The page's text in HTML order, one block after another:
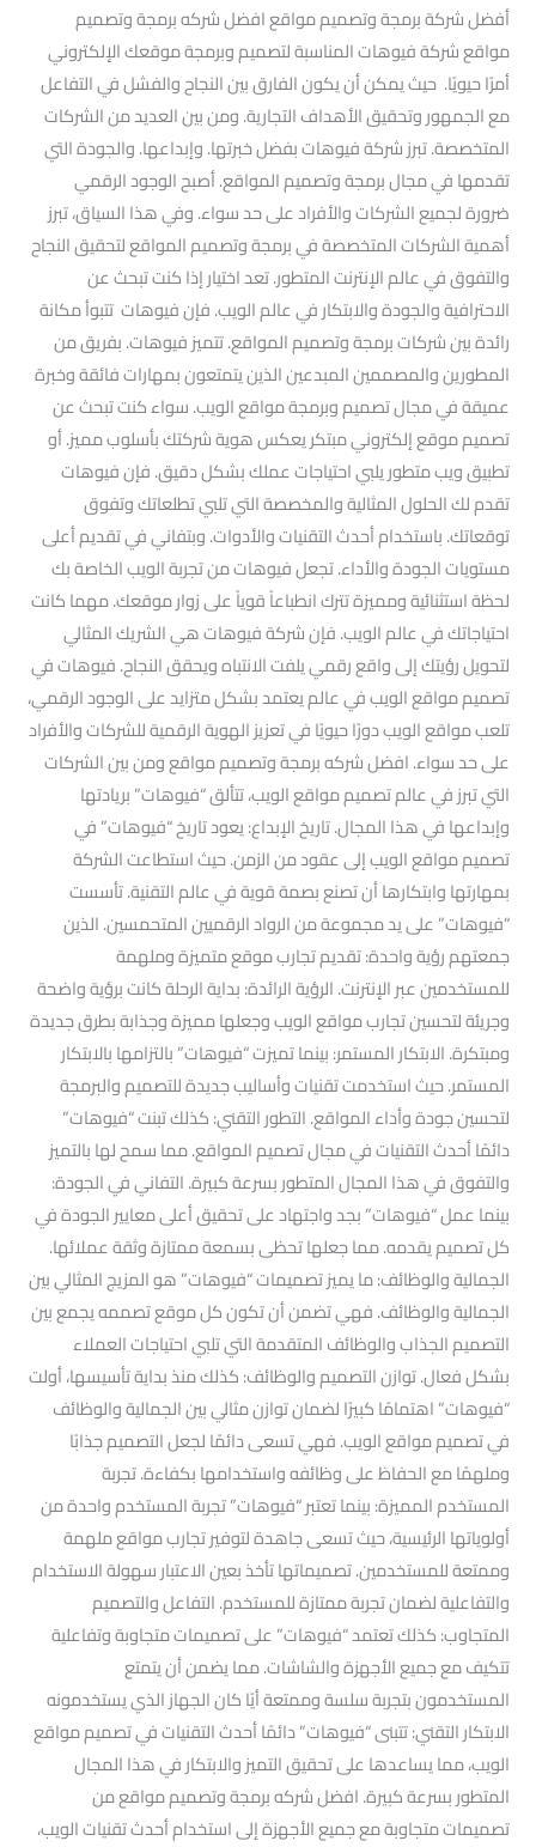
أفضل شركة برمجة وتصميم مواقع افضل شركه برمجة وتصميم
مواقع شركة فيوهات المناسبة لتصميم وبرمجة موقعك الإلكتروني
أمرًا حيويًا. حيث يمكن أن يكون الفارق بين النجاح والفشل في التفاعل
مع الجمهور وتحقيق الأهداف التجارية. ومن بين العديد من الشركات
المتخصصة. تبرز شركة فيوهات بفضل خبرتها. وإبداعها. والجودة التي
تقدمها في مجال برمجة وتصميم المواقع. أصبح الوجود الرقمي
ضرورة لجميع الشركات والأفراد على حد سواء. وفي هذا السياق، تبرز
أهمية الشركات المتخصصة في برمجة وتصميم المواقع لتحقيق النجاح
والتفوق في عالم الإنترنت المتطور. تعد اختيار إذا كنت تبحث عن
الاحترافية والجودة والابتكار في عالم الويب. فإن فيوهات تتبوأ مكانة
رائدة بين شركات برمجة وتصميم المواقع. تتميز فيوهات. بفريق من
المطورين والمصممين المبدعين الذين يتمتعون بمهارات فائقة وخبرة
عميقة في مجال تصميم وبرمجة مواقع الويب. سواء كنت تبحث عن
تصميم موقع إلكتروني مبتكر يعكس هوية شركتك بأسلوب مميز. أو
تطبيق ويب متطور يلبي احتياجات عملك بشكل دقيق. فإن فيوهات
تقدم لك الحلول المثالية والمخصصة التي تلبي تطلعاتك وتفوق
توقعاتك. باستخدام أحدث التقنيات والأدوات. وبتفاني في تقديم أعلى
مستويات الجودة والأداء. تجعل فيوهات من تجربة الويب الخاصة بك
لحظة استثنائية ومميزة تترك انطباعاً قوياً على زوار موقعك. مهما كانت
احتياجاتك في عالم الويب. فإن شركة فيوهات هي الشريك المثالي
لتحويل رؤيتك إلى واقع رقمي يلفت الانتباه ويحقق النجاح. فيوهات في
تصميم مواقع الويب في عالم يعتمد بشكل متزايد على الوجود الرقمي،
تلعب مواقع الويب دورًا حيويًا في تعزيز الهوية الرقمية للشركات والأفراد
على حد سواء. افضل شركه برمجة وتصميم مواقع ومن بين الشركات
التي تبرز في عالم تصميم مواقع الويب، تتألق “فيوهات” بريادتها
وإبداعها في هذا المجال. تاريخ الإبداع: يعود تاريخ “فيوهات” في
تصميم مواقع الويب إلى عقود من الزمن. حيث استطاعت الشركة
بمهارتها وابتكارها أن تصنع بصمة قوية في عالم التقنية. تأسست
“فيوهات” على يد مجموعة من الرواد الرقميين المتحمسين. الذين
جمعتهم رؤية واحدة: تقديم تجارب موقع متميزة وملهمة
للمستخدمين عبر الإنترنت. الرؤية الرائدة: بداية الرحلة كانت برؤية واضحة
وجريئة لتحسين تجارب مواقع الويب وجعلها مميزة وجذابة بطرق جديدة
ومبتكرة. الابتكار المستمر: بينما تميزت “فيوهات” بالتزامها بالابتكار
المستمر. حيث استخدمت تقنيات وأساليب جديدة للتصميم والبرمجة
لتحسين جودة وأداء المواقع. التطور التقني: كذلك تبنت “فيوهات”
دائمًا أحدث التقنيات في مجال تصميم المواقع. مما سمح لها بالتميز
والتفوق في هذا المجال المتطور بسرعة كبيرة. التفاني في الجودة:
بينما عمل “فيوهات” بجد واجتهاد على تحقيق أعلى معايير الجودة في
كل تصميم يقدمه. مما جعلها تحظى بسمعة ممتازة وثقة عملائها.
الجمالية والوظائف: ما يميز تصميمات “فيوهات” هو المزيج المثالي بين
الجمالية والوظائف. فهي تضمن أن تكون كل موقع تصممه يجمع بين
التصميم الجذاب والوظائف المتقدمة التي تلبي احتياجات العملاء
بشكل فعال. توازن التصميم والوظائف: كذلك منذ بداية تأسيسها، أولت
“فيوهات” اهتمامًا كبيرًا لضمان توازن مثالي بين الجمالية والوظائف
في تصميم مواقع الويب. فهي تسعى دائمًا لجعل التصميم جذابًا
وملهمًا مع الحفاظ على وظائفه واستخدامها بكفاءة. تجربة
المستخدم المميزة: بينما تعتبر “فيوهات” تجربة المستخدم واحدة من
أولوياتها الرئيسية، حيث تسعى جاهدة لتوفير تجارب مواقع ملهمة
وممتعة للمستخدمين. تصميماتها تأخذ بعين الاعتبار سهولة الاستخدام
والتفاعلية لضمان تجربة ممتازة للمستخدم. التفاعل والتصميم
المتجاوب: كذلك تعتمد “فيوهات” على تصميمات متجاوبة وتفاعلية
تتكيف مع جميع الأجهزة والشاشات. مما يضمن أن يتمتع
المستخدمون بتجربة سلسة وممتعة أيًا كان الجهاز الذي يستخدمونه
الابتكار التقني: تتبنى “فيوهات” دائمًا أحدث التقنيات في تصميم مواقع
الويب، مما يساعدها على تحقيق التميز والابتكار في هذا المجال
المتطور بسرعة كبيرة. افضل شركه برمجة وتصميم مواقع من
تصميمات متجاوبة مع جميع الأجهزة إلى استخدام أحدث تقنيات الويب،